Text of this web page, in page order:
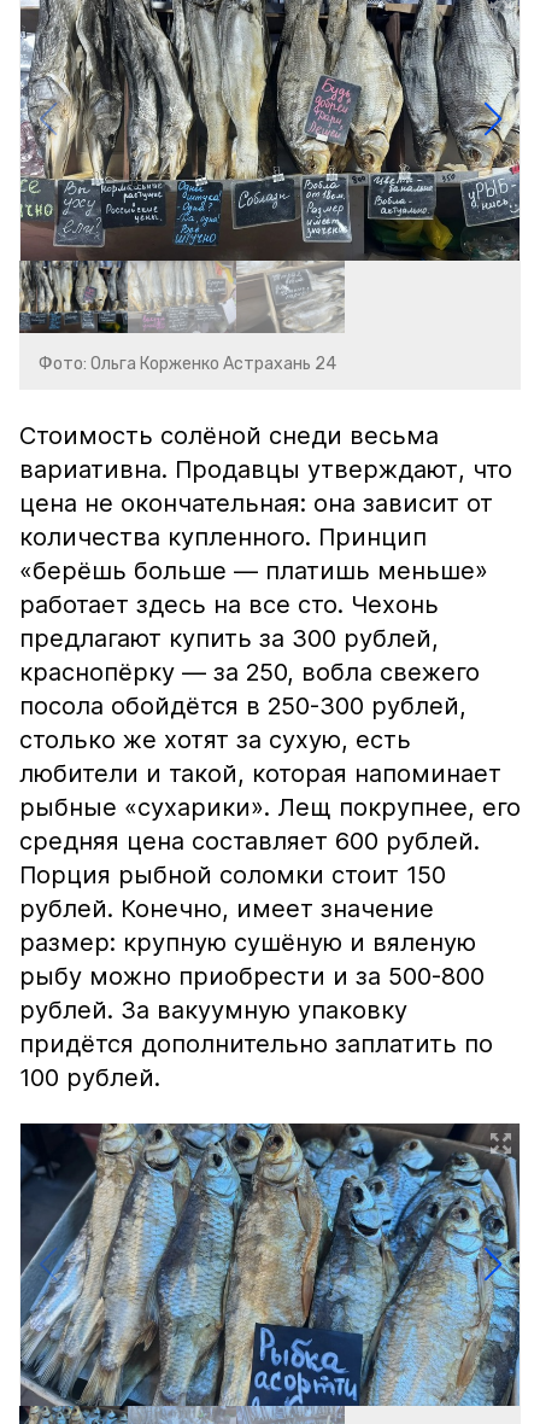
Фото: Ольга Корженко Астрахань 24
Стоимость солёной снеди весьма
вариативна. Продавцы утверждают, что
цена не окончательная: она зависит от
количества купленного. Принцип
«берёшь больше — платишь меньше»
работает здесь на все сто. Чехонь
предлагают купить за 300 рублей,
краснопёрку — за 250, вобла свежего
посола обойдётся в 250-300 рублей,
столько же хотят за сухую, есть
любители и такой, которая напоминает
рыбные «сухарики». Лещ покрупнее, его
средняя цена составляет 600 рублей.
Порция рыбной соломки стоит 150
рублей. Конечно, имеет значение
размер: крупную сушёную и вяленую
рыбу можно приобрести и за 500-800
рублей. За вакуумную упаковку
придётся дополнительно заплатить по
100 рублей.